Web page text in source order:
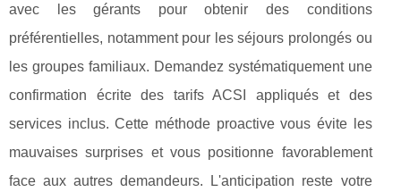
avec les gérants pour obtenir des conditions
préférentielles, notamment pour les séjours prolongés ou
les groupes familiaux. Demandez systématiquement une
confirmation écrite des tarifs ACSI appliqués et des
services inclus. Cette méthode proactive vous évite les
mauvaises surprises et vous positionne favorablement
face aux autres demandeurs. L'anticipation reste votre